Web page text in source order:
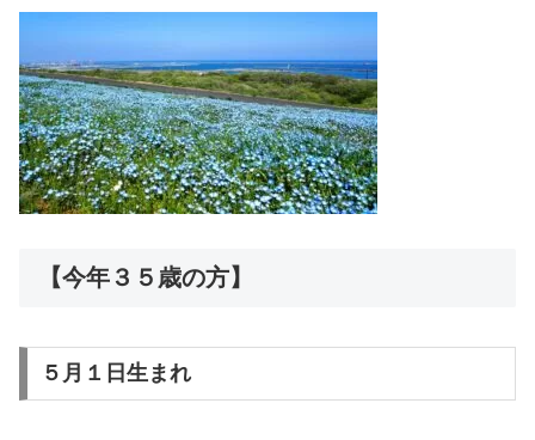
【今年３５歳の方】
５月１日生まれ